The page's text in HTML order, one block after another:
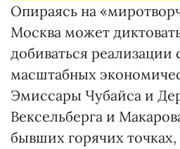
Опираясь на
Москва может
добиваться реализации
масштабных
Эмиссары Чубайса и
Вексельберга и
бывших горячих